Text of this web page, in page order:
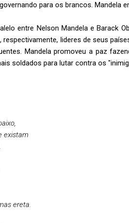
para os brancos. Mandela
entre Nelson Mandela e Barack
lideres de seus
Mandela promoveu a paz
soldados para lutar contra os
existam
ereta.